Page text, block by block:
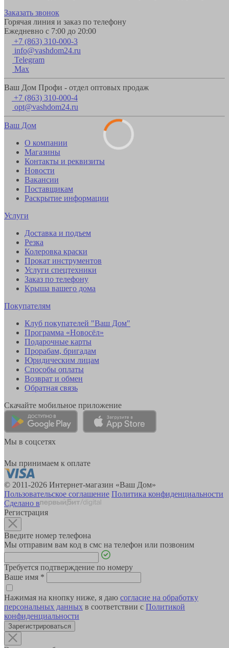
Заказать звонок
Горячая линия и заказ по телефону
Ежедневно с 7:00 до 20:00
+7 (863) 310-000-3
info@vashdom24.ru
Telegram
Max
Ваш Дом Профи - отдел оптовых продаж
+7 (863) 310-000-4
opt@vashdom24.ru
Ваш Дом
О компании
Магазины
Контакты и реквизиты
Новости
Вакансии
Поставщикам
Раскрытие информации
Услуги
Доставка и подъем
Резка
Колеровка краски
Прокат инструментов
Услуги спецтехники
Заказ по телефону
Крыша вашего дома
Покупателям
Клуб покупателей "Ваш Дом"
Программа «Новосёл»
Подарочные карты
Прорабам, бригадам
Юридическим лицам
Способы оплаты
Возврат и обмен
Обратная связь
Скачайте мобильное приложение
Мы в соцсетях
Мы принимаем к оплате
© 2011-2026 Интернет-магазин «Ваш Дом»
Пользовательское соглашение Политика конфиденциальности
Сделано в
Регистрация
Введите номер телефона
Мы отправим вам код в смс на телефон или позвоним
Требуется подтверждение по номеру
Ваше имя *
Нажимая на кнопку ниже, я даю согласие на обработку
персональных данных в соответствии с Политикой
конфиденциальности
Зарегистрироваться